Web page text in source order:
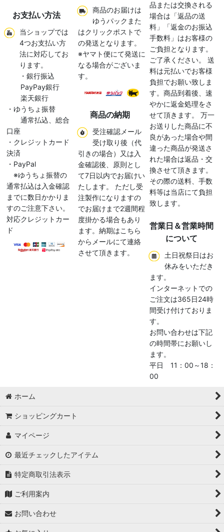
お支払い方法
当ショップでは
4つお支払い方
法に対応してお
ります。
・銀行振込
PayPay銀行
楽天銀行
・ゆうちょ振替
通常払込、総合
口座
・クレジットカード
決済
・PayPal
※ゆうちょ振替の
通常払込は入金確認
までに数日かかりま
すのご注意下さい。
対応クレジットカー
ド
商品のお届けは
ゆうパックまた
はクリックポストで
の発送となります。
※ヤマト便にて発送に
なる場合がございま
す。
商品の納期
受注確認メール
受け取り後（代
引きの場合）又は入
金確認後、原則とし
て7日以内でお届けい
たします。 ただし受
注製作になりますの
でお届けまで2週間程
度掛かる場合もあり
ます。納期はこちら
からメールにて連絡
させて頂きます。
品または交換される
場合は「返品の送
料」「返金のお振込
手数料」はお客様の
ご負担となります。
ご了承ください。 送
料は元払いでお客様
負担でお願い致しま
す。商品到着後、速
やかに返金処理をさ
せて頂きます。 万一
お送りした商品に不
良があった場合や間
違った商品が発送さ
れた場合は返品・交
換させて頂きます。
その際の送料、手数
料等は当店にて負担
致します。
営業日＆営業時間
について
土日祝祭日はお
休みをいただき
ます。
インターネットでの
ご注文は365日24時
間受け付けておりま
す。
お問い合わせは下記
の時間帯にお願いし
ます。
平日 11：00～18：
00
ホーム
ショッピングカート
マイページ
最近チェックしたアイテム
特定商取引法表示
ご利用案内
お問い合わせ